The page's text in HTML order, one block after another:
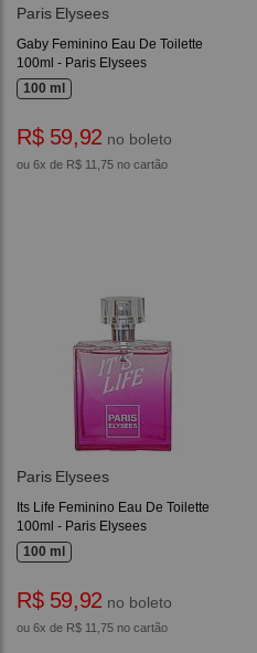
Paris Elysees
Gaby Feminino Eau De Toilette
100ml - Paris Elysees
100 ml
R$ 59,92 no boleto
ou 6x de R$ 11,75 no cartão
Paris Elysees
Its Life Feminino Eau De Toilette
100ml - Paris Elysees
100 ml
R$ 59,92 no boleto
ou 6x de R$ 11,75 no cartão